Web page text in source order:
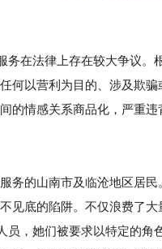
务在法律上存在较大争议
何以营利为目的、涉及欺
情感关系商品化，严重违
务的山南市及临沧地区居
见底的陷阱。不仅浪费了
员，她们被要求以特定的